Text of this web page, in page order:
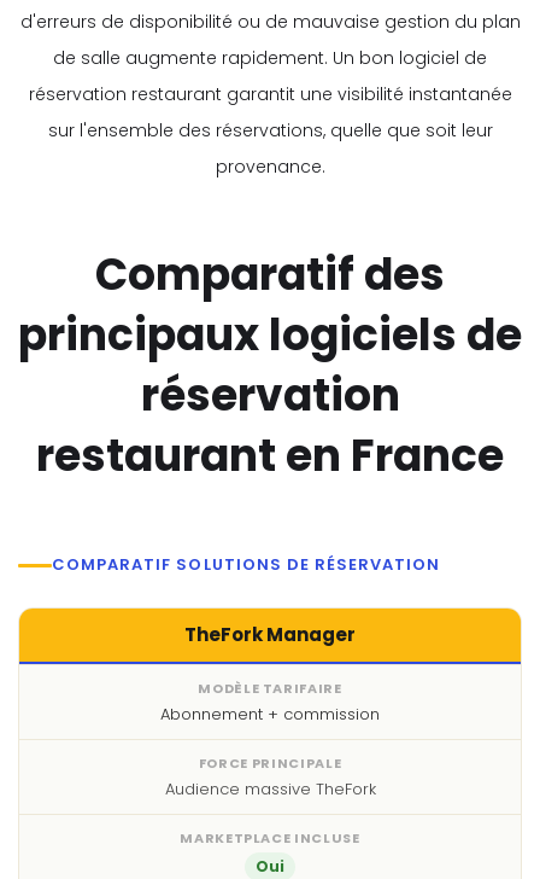
d'erreurs de disponibilité ou de mauvaise gestion du plan
de salle augmente rapidement. Un bon logiciel de
réservation restaurant garantit une visibilité instantanée
sur l'ensemble des réservations, quelle que soit leur
provenance.
Comparatif des
principaux logiciels de
réservation
restaurant en France
COMPARATIF SOLUTIONS DE RÉSERVATION
TheFork Manager
Abonnement + commission
Audience massive TheFork
Oui